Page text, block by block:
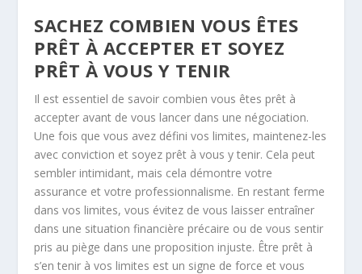
SACHEZ COMBIEN VOUS ÊTES
PRÊT À ACCEPTER ET SOYEZ
PRÊT À VOUS Y TENIR
Il est essentiel de savoir combien vous êtes prêt à
accepter avant de vous lancer dans une négociation.
Une fois que vous avez défini vos limites, maintenez-les
avec conviction et soyez prêt à vous y tenir. Cela peut
sembler intimidant, mais cela démontre votre
assurance et votre professionnalisme. En restant ferme
dans vos limites, vous évitez de vous laisser entraîner
dans une situation financière précaire ou de vous sentir
pris au piège dans une proposition injuste. Être prêt à
s’en tenir à vos limites est un signe de force et vous